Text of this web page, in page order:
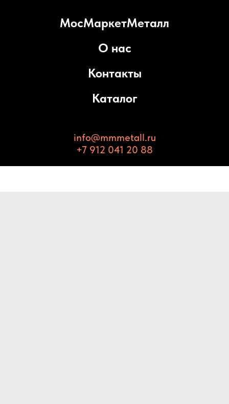
МосМаркетМеталл
О нас
Контакты
Каталог
info@mmmetall.ru
+7 912 041 20 88